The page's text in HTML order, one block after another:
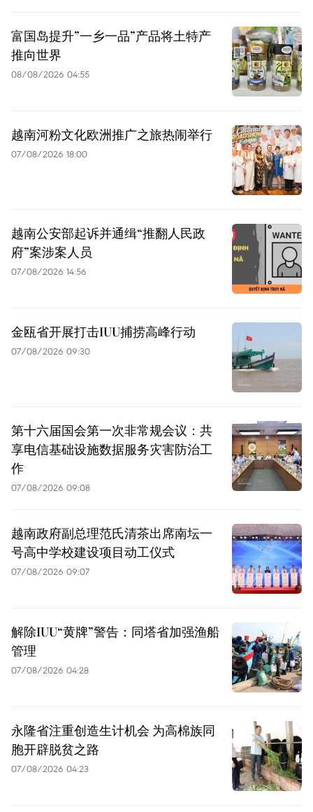
富国岛提升”一乡一品”产品将土特产
推向世界
08/08/2026 04:55
越南河粉文化欧洲推广之旅热闹举行
07/08/2026 18:00
越南公安部起诉并通缉“推翻人民政
府”案涉案人员
07/08/2026 14:56
金瓯省开展打击IUU捕捞高峰行动
07/08/2026 09:30
第十六届国会第一次非常规会议：共
享电信基础设施数据服务灾害防治工
作
07/08/2026 09:08
越南政府副总理范氏清茶出席南坛一
号高中学校建设项目动工仪式
07/08/2026 09:07
解除IUU“黄牌”警告：同塔省加强渔船
管理
07/08/2026 04:28
永隆省注重创造生计机会 为高棉族同
胞开辟脱贫之路
07/08/2026 04:23